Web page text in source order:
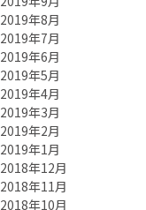
2019年8月
2019年7月
2019年6月
2019年5月
2019年4月
2019年3月
2019年2月
2019年1月
2018年12月
2018年11月
2018年10月